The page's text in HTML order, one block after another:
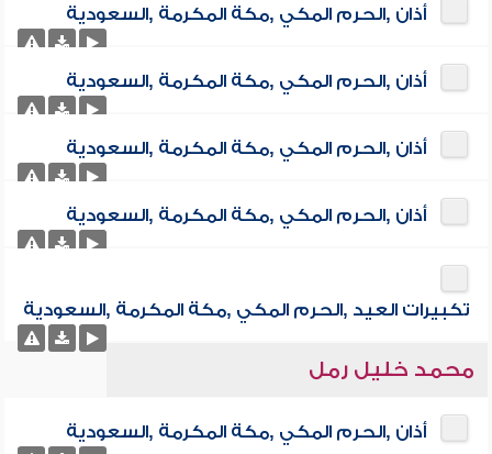
أذان ,الحرم المكي ,مكة المكرمة ,السعودية
أذان ,الحرم المكي ,مكة المكرمة ,السعودية
أذان ,الحرم المكي ,مكة المكرمة ,السعودية
أذان ,الحرم المكي ,مكة المكرمة ,السعودية
تكبيرات العيد ,الحرم المكي ,مكة المكرمة ,السعودية
محمد خليل رمل
أذان ,الحرم المكي ,مكة المكرمة ,السعودية